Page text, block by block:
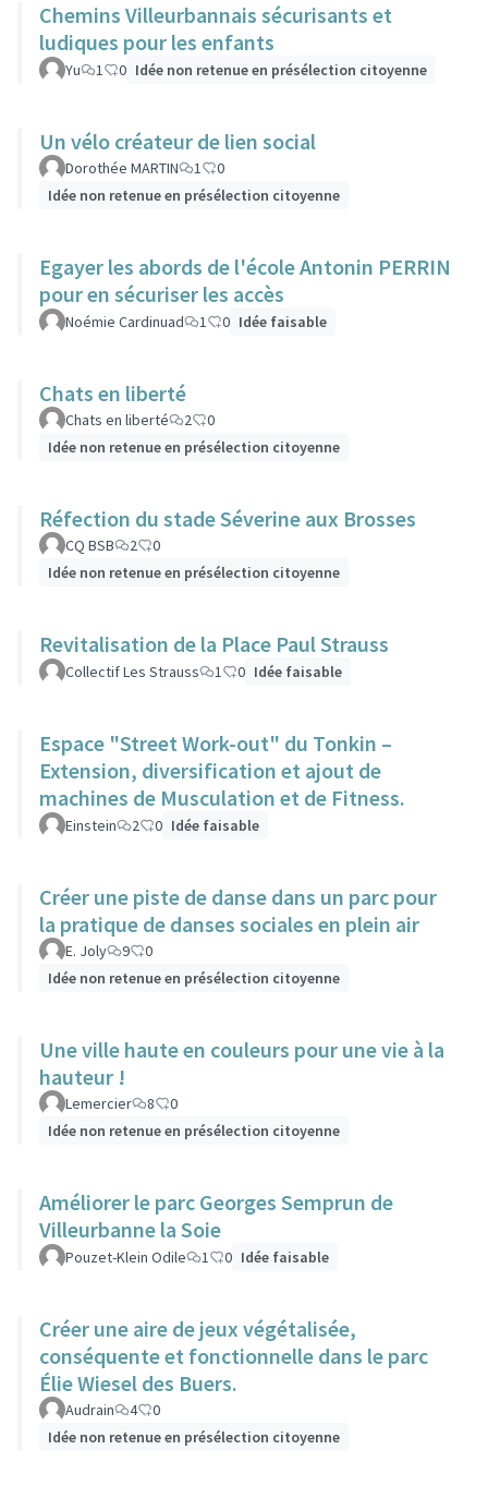
Chemins Villeurbannais sécurisants et
ludiques pour les enfants
Yu 1 0 Idée non retenue en présélection citoyenne
Un vélo créateur de lien social
Dorothée MARTIN 1
0
Idée non retenue en présélection citoyenne
Egayer les abords de l'école Antonin PERRIN
pour en sécuriser les accès
Noémie Cardinuad 1 0 Idée faisable
Chats en liberté
Chats en liberté 2
0
Idée non retenue en présélection citoyenne
Réfection du stade Séverine aux Brosses
CQ BSB 2
0
Idée non retenue en présélection citoyenne
Revitalisation de la Place Paul Strauss
Collectif Les Strauss 1 0 Idée faisable
Espace "Street Work-out" du Tonkin –
Extension, diversification et ajout de
machines de Musculation et de Fitness.
Einstein 2 0 Idée faisable
Créer une piste de danse dans un parc pour
la pratique de danses sociales en plein air
E. Joly 9
0
Idée non retenue en présélection citoyenne
Une ville haute en couleurs pour une vie à la
hauteur !
Lemercier 8
0
Idée non retenue en présélection citoyenne
Améliorer le parc Georges Semprun de
Villeurbanne la Soie
Pouzet-Klein Odile 1 0 Idée faisable
Créer une aire de jeux végétalisée,
conséquente et fonctionnelle dans le parc
Élie Wiesel des Buers.
Audrain 4
0
Idée non retenue en présélection citoyenne